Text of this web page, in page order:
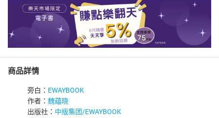
商品詳情
旁白： EWAYBOOK
作者： 魏蕴晓
出版社： 中版集团/EWAYBOOK